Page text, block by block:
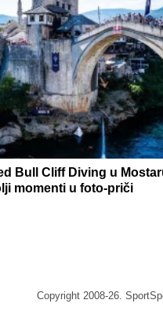
Bull Cliff Diving u
momenti u foto-priči
Copyright 2008-26.